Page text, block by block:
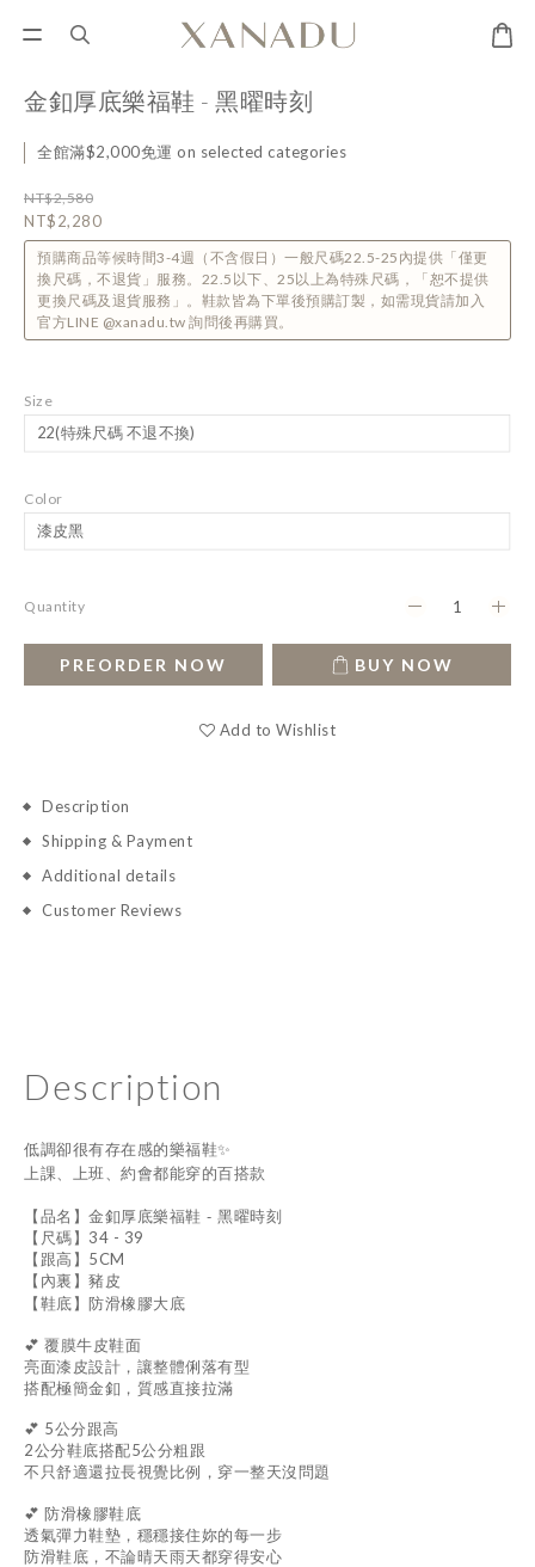
金釦厚底樂福鞋 - 黑曜時刻
全館滿$2,000免運 on selected categories
NT$2,580
NT$2,280
預購商品等候時間3-4週（不含假日）一般尺碼22.5-25內提供「僅更
換尺碼，不退貨」服務。22.5以下、25以上為特殊尺碼，「恕不提供
更換尺碼及退貨服務」。鞋款皆為下單後預購訂製，如需現貨請加入
官方LINE @xanadu.tw 詢問後再購買。
Size
Color
Quantity
PREORDER NOW BUY NOW
Add to Wishlist
Description
Shipping & Payment
Additional details
Customer Reviews
Description
低調卻很有存在感的樂福鞋✨
上課、上班、約會都能穿的百搭款
【品名】 金釦厚底樂福鞋 - 黑曜時刻
【尺碼】34 - 39
【跟高】5CM
【內裏】豬皮
【鞋底】
防滑橡膠大底
💕 覆膜牛皮鞋面
亮面漆皮設計，讓整體俐落有型
搭配極簡金釦，質感直接拉滿
💕 5公分跟高
2公分鞋底搭配5公分粗跟
不只舒適還拉長視覺比例，穿一整天沒問題
💕 防滑橡膠鞋底
透氣彈力鞋墊，穩穩接住妳的每一步
防滑鞋底，不論晴天雨天都穿得安心